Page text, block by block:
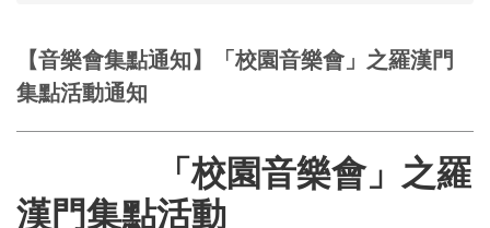
【音樂會集點通知】「校園音樂會」之羅漢門
集點活動通知
「校園音樂會」之羅
漢門集點活動